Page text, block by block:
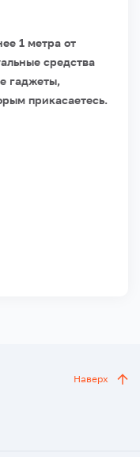
1 метра от
средства
гаджеты,
прикасаетесь.
Наверх